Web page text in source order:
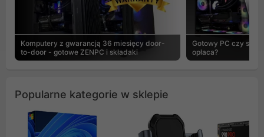
Komputery z gwarancją 36 miesięcy door-
to-door - gotowe ZENPC i składaki
Gotowy PC czy
opłaca?
Popularne kategorie w sklepie